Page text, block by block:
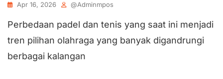
Apr 16, 2026 @adminmpos
Perbedaan padel dan tenis yang saat ini menjadi
tren pilihan olahraga yang banyak digandrungi
berbagai kalangan